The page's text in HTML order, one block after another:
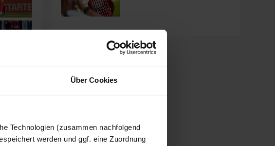
Über Cookies
Technologien (zusammen nachfolgend
werden und ggf. eine Zuordnung